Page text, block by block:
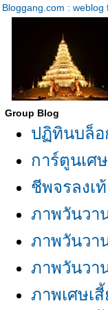
Bloggang.com :
Group Blog
ปฏิทินบล็อ
การ์ตูนเศ
ชีพจรลงเ
ภาพวันวา
ภาพวันวา
ภาพวันวา
ภาพเศษเสี้